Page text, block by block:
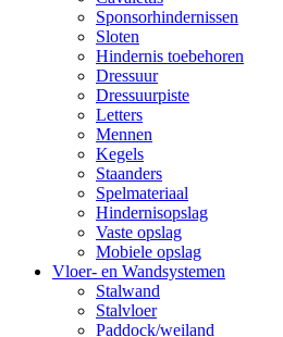
Sponsorhindernissen
Sloten
Hindernis toebehoren
Dressuur
Dressuurpiste
Letters
Mennen
Kegels
Staanders
Spelmateriaal
Hindernisopslag
Vaste opslag
Mobiele opslag
Vloer- en Wandsystemen
Stalwand
Stalvloer
Paddock/weiland